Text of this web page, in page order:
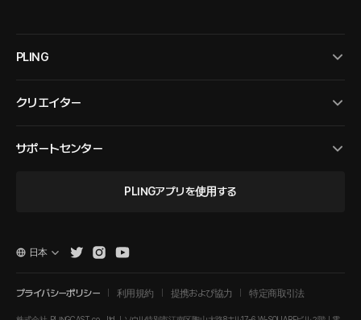
PLING
クリエイター
サポートセンター
PLINGアプリを使用する
プライバシーポリシー 利用規約 提携および協力 特定商取引法
日本